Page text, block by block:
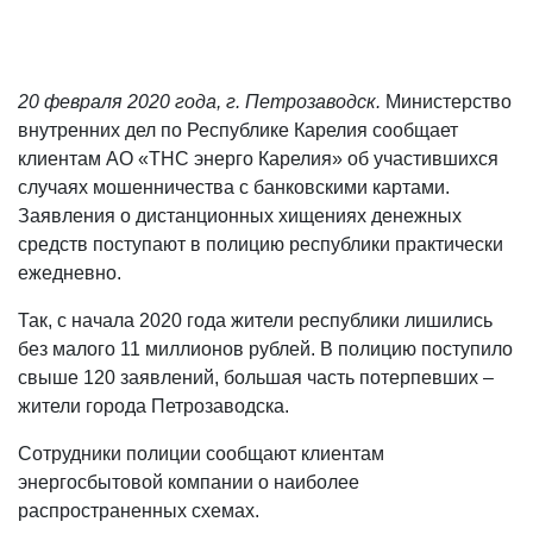
20 февраля 2020 года, г. Петрозаводск. Министерство
внутренних дел по Республике Карелия сообщает
клиентам АО «ТНС энерго Карелия» об участившихся
случаях мошенничества с банковскими картами.
Заявления о дистанционных хищениях денежных
средств поступают в полицию республики практически
ежедневно.
Так, с начала 2020 года жители республики лишились
без малого 11 миллионов рублей. В полицию поступило
свыше 120 заявлений, большая часть потерпевших –
жители города Петрозаводска.
Сотрудники полиции сообщают клиентам
энергосбытовой компании о наиболее
распространенных схемах.